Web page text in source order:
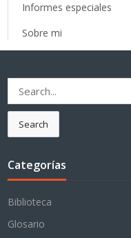
Informes especiales
Sobre mi
for:
Search
Categorías
Biblioteca
Glosario